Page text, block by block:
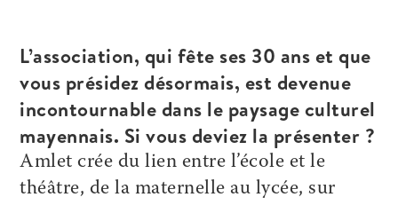
L’association, qui fête ses 30 ans et que
vous présidez désormais, est devenue
incontournable dans le paysage culturel
mayennais. Si vous deviez la présenter ?
Amlet crée du lien entre l’école et le
théâtre, de la maternelle au lycée, sur